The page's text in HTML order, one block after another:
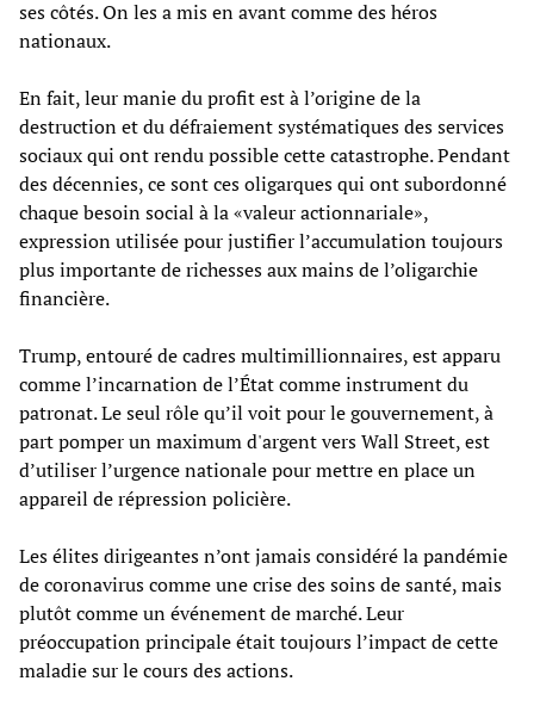
ses côtés. On les a mis en avant comme des héros
nationaux.
En fait, leur manie du profit est à l’origine de la
destruction et du défraiement systématiques des services
sociaux qui ont rendu possible cette catastrophe. Pendant
des décennies, ce sont ces oligarques qui ont subordonné
chaque besoin social à la «valeur actionnariale»,
expression utilisée pour justifier l’accumulation toujours
plus importante de richesses aux mains de l’oligarchie
financière.
Trump, entouré de cadres multimillionnaires, est apparu
comme l’incarnation de l’État comme instrument du
patronat. Le seul rôle qu’il voit pour le gouvernement, à
part pomper un maximum d'argent vers Wall Street, est
d’utiliser l’urgence nationale pour mettre en place un
appareil de répression policière.
Les élites dirigeantes n’ont jamais considéré la pandémie
de coronavirus comme une crise des soins de santé, mais
plutôt comme un événement de marché. Leur
préoccupation principale était toujours l’impact de cette
maladie sur le cours des actions.